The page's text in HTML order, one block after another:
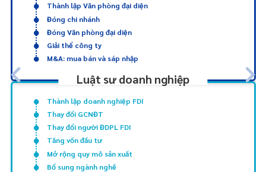
Thành lập Văn phòng đại diện
Đóng chi nhánh
Đóng Văn phòng đại diện
Giải thể công ty
M&A: mua bán và sáp nhập
Luật sư doanh nghiệp
Thành lập doanh nghiệp FDI
Thay đổi GCNĐT
Thay đổi người ĐDPL FDI
Tăng vốn đầu tư
Mở rộng quy mô sản xuất
Bổ sung ngành nghề